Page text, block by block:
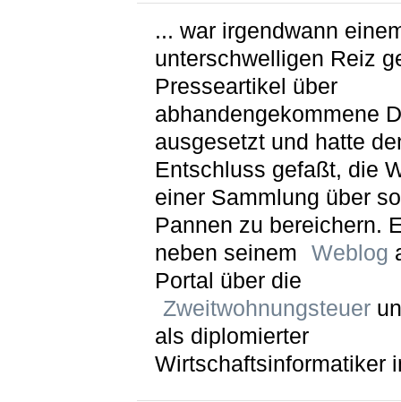
... war irgendwann
unterschwelligen Reiz
Presseartikel über
abhandengekommene
ausgesetzt und hatte
Entschluss gefaßt, die
einer Sammlung über
Pannen zu bereichern.
neben seinem
Weblog
Portal über die
Zweitwohnungsteuer
als diplomierter
Wirtschaftsinformatiker